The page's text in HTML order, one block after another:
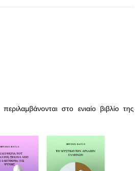
στο ενιαίο βιβλίο της